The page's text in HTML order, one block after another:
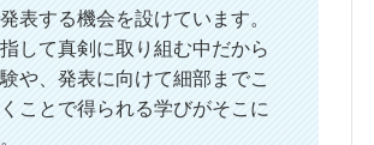
表する機会を設けています。
して真剣に取り組む中だから
や、発表に向けて細部までこ
ことで得られる学びがそこに